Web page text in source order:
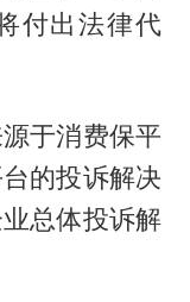
付出法律代
于消费保平
的投诉解决
总体投诉解